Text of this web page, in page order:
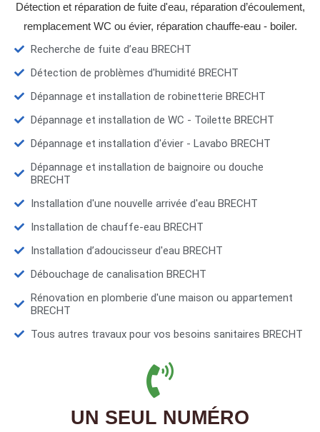
Détection et réparation de fuite d'eau, réparation d’écoulement,
remplacement WC ou évier, réparation chauffe-eau - boiler.
Recherche de fuite d’eau BRECHT
Détection de problèmes d'humidité BRECHT
Dépannage et installation de robinetterie BRECHT
Dépannage et installation de WC - Toilette BRECHT
Dépannage et installation d'évier - Lavabo BRECHT
Dépannage et installation de baignoire ou douche
BRECHT
Installation d'une nouvelle arrivée d'eau BRECHT
Installation de chauffe-eau BRECHT
Installation d’adoucisseur d'eau BRECHT
Débouchage de canalisation BRECHT
Rénovation en plomberie d'une maison ou appartement
BRECHT
Tous autres travaux pour vos besoins sanitaires BRECHT
UN SEUL NUMÉRO